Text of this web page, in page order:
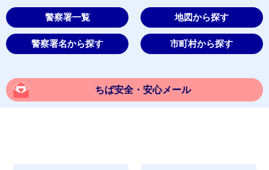
警察署一覧 地図から探す
警察署名から探す 市町村から探す
ちば安全・安心メール